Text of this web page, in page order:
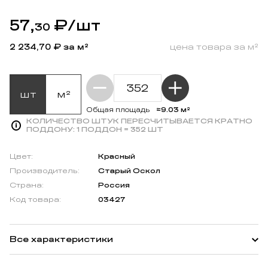
57,30 ₽/шт
2 234,70 ₽ за м² цена товара за м²
шт м²
Общая площадь
≈9.03 м²
КОЛИЧЕСТВО ШТУК ПЕРЕСЧИТЫВАЕТСЯ КРАТНО
ПОДДОНУ: 1 ПОДДОН = 352 ШТ
Цвет:
Красный
Производитель:
Старый Оскол
Страна:
Россия
Код товара:
03427
Все характеристики